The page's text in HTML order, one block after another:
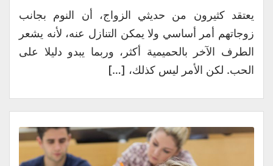
يعتقد كثيرون من حديثي الزواج، أن النوم بجانب
زوجاتهم أمر أساسي ولا يمكن التنازل عنه، لأنه يشعر
الطرف الآخر بالحميمية أكثر، وربما يبدو دليلا على
الحب. لكن الأمر ليس كذلك، […]